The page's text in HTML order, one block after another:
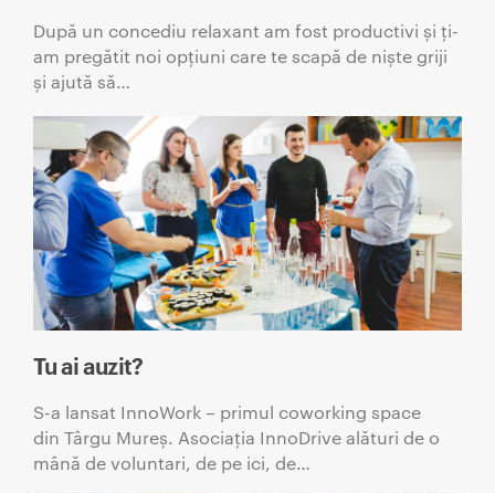
După un concediu relaxant am fost productivi și ți-
am pregătit noi opțiuni care te scapă de niște griji
și ajută să…
Tu ai auzit?
S-a lansat InnoWork – primul coworking space
din Târgu Mureș. Asociația InnoDrive alături de o
mână de voluntari, de pe ici, de…